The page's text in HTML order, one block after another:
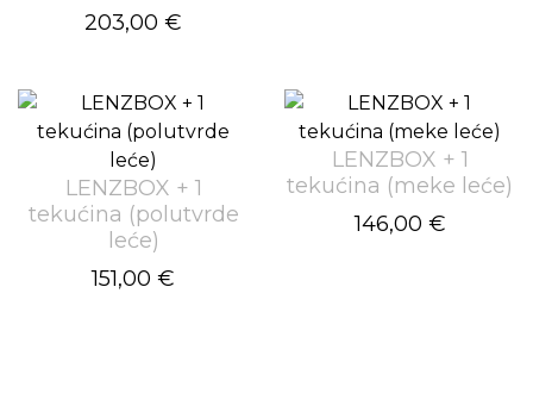
203,00 €
LENZBOX + 1
tekućina (polutvrde
leće)
151,00 €
LENZBOX + 1
tekućina (meke leće)
146,00 €